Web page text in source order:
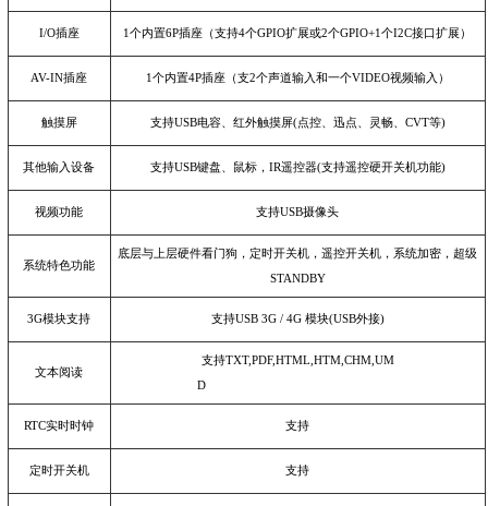
I/O插座 1个内置6P插座（支持4个GPIO扩展或2个GPIO+1个I2C接口扩展）
AV-IN插座 1个内置4P插座（支2个声道输入和一个VIDEO视频输入）
触摸屏 支持USB电容、红外触摸屏(点控、迅点、灵畅、 CVT等)
其他输入设备 支持USB键盘、鼠标， IR遥控器(支持遥控硬开关机功能)
视频功能 支持USB摄像头
系统特色功能
底层与上层硬件看门狗，定时开关机，遥控开关机，系统加密，超级
STANDBY
3G模块支持 支持USB 3G / 4G 模块(USB外接)
文本阅读
支持TXT,PDF,HTML,HTM,CHM,UM
D
RTC实时时钟 支持
定时开关机 支持